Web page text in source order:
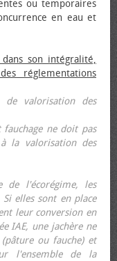
ou temporaires
en eau et
son intégralité,
réglementations
de valorisation des
ne doit pas
la valorisation des
l'écorégime, les
elles sont en place
leur conversion en
IAE, une jachère ne
ou fauche) et
l'ensemble de la